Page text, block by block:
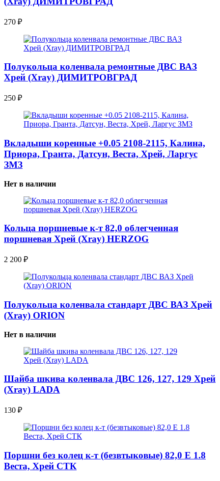
270 ₽
Полукольца коленвала ремонтные ДВС ВАЗ
Хрей (Xray) ДИМИТРОВГРАД
250 ₽
Вкладыши коренные +0.05 2108-2115, Калина,
Приора, Гранта, Датсун, Веста, Хрей, Ларгус
ЗМЗ
Нет в наличии
Кольца поршневые к-т 82,0 облегченная
поршневая Хрей (Xray) HERZOG
2 200 ₽
Полукольца коленвала стандарт ДВС ВАЗ Хрей
(Xray) ORION
Нет в наличии
Шайба шкива коленвала ДВС 126, 127, 129 Хрей
(Xray) LADA
130 ₽
Поршни без колец к-т (безвтыковые) 82,0 Е 1.8
Веста, Хрей СТК